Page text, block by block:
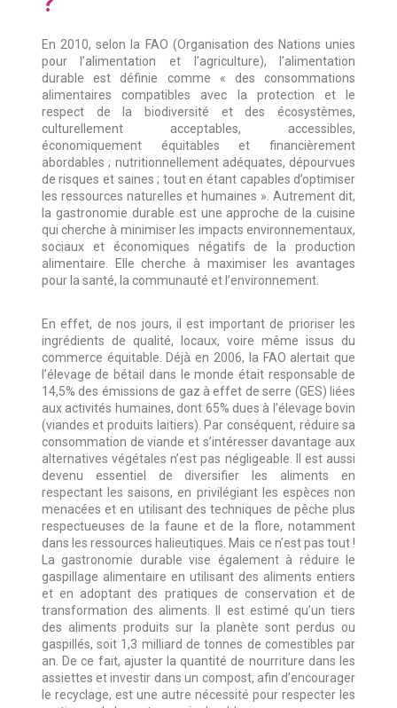
En 2010, selon la FAO (Organisation des Nations unies
pour l’alimentation et l’agriculture), l’alimentation
durable est définie comme « des consommations
alimentaires compatibles avec la protection et le
respect de la biodiversité et des écosystèmes,
culturellement acceptables, accessibles,
économiquement équitables et financièrement
abordables ; nutritionnellement adéquates, dépourvues
de risques et saines ; tout en étant capables d’optimiser
les ressources naturelles et humaines ». Autrement dit,
la gastronomie durable est une approche de la cuisine
qui cherche à minimiser les impacts environnementaux,
sociaux et économiques négatifs de la production
alimentaire. Elle cherche à maximiser les avantages
pour la santé, la communauté et l’environnement.
En effet, de nos jours, il est important de prioriser les
ingrédients de qualité, locaux, voire même issus du
commerce équitable. Déjà en 2006, la FAO alertait que
l’élevage de bétail dans le monde était responsable de
14,5% des émissions de gaz à effet de serre (GES) liées
aux activités humaines, dont 65% dues à l’élevage bovin
(viandes et produits laitiers). Par conséquent, réduire sa
consommation de viande et s’intéresser davantage aux
alternatives végétales n’est pas négligeable. Il est aussi
devenu essentiel de diversifier les aliments en
respectant les saisons, en privilégiant les espèces non
menacées et en utilisant des techniques de pêche plus
respectueuses de la faune et de la flore, notamment
dans les ressources halieutiques. Mais ce n’est pas tout !
La gastronomie durable vise également à réduire le
gaspillage alimentaire en utilisant des aliments entiers
et en adoptant des pratiques de conservation et de
transformation des aliments. Il est estimé qu’un tiers
des aliments produits sur la planète sont perdus ou
gaspillés, soit 1,3 milliard de tonnes de comestibles par
an. De ce fait, ajuster la quantité de nourriture dans les
assiettes et investir dans un compost, afin d’encourager
le recyclage, est une autre nécessité pour respecter les